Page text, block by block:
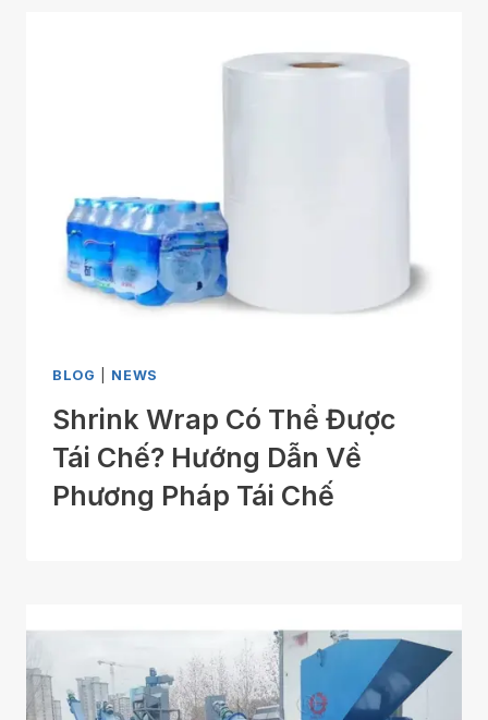
BLOG NEWS
Shrink Wrap Có Thể Được
Tái Chế? Hướng Dẫn Về
Phương Pháp Tái Chế